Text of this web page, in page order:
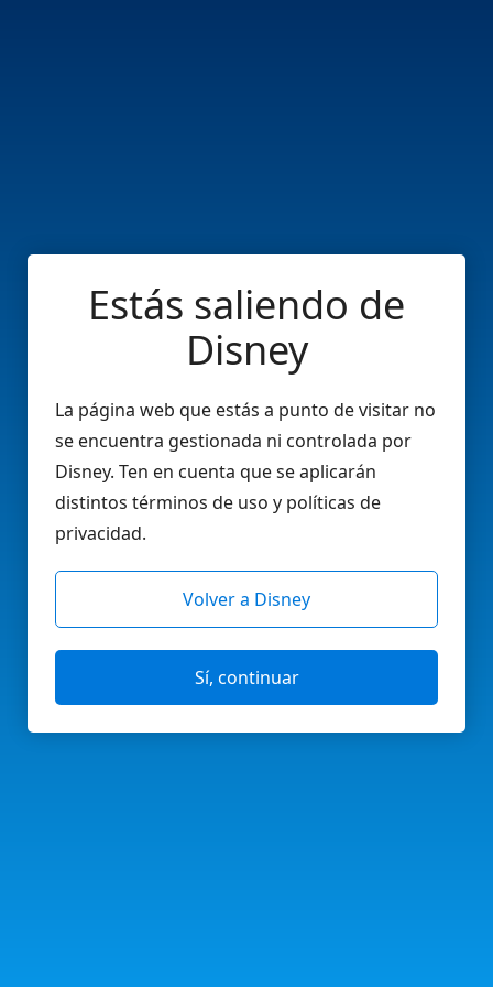
Estás saliendo de
Disney
La página web que estás a punto de visitar no
se encuentra gestionada ni controlada por
Disney. Ten en cuenta que se aplicarán
distintos términos de uso y políticas de
privacidad.
Volver a Disney
Sí, continuar